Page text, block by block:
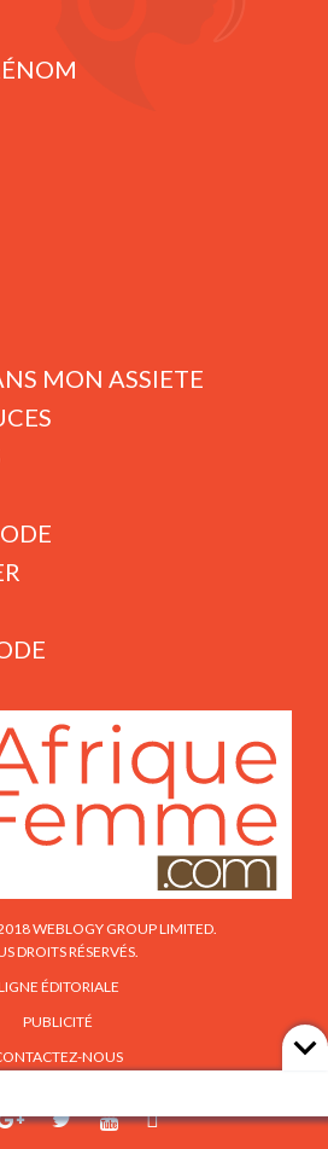
MON ASSIETE
WEBLOGY GROUP LIMITED.
DROITS RÉSERVÉS.
ÉDITORIALE
PUBLICITÉ
NOUS